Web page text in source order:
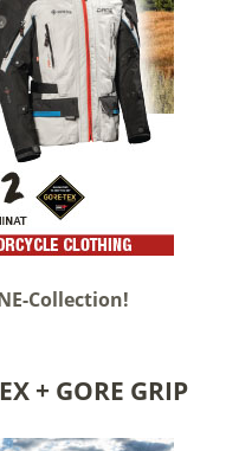
Collection!
+ GORE GRIP